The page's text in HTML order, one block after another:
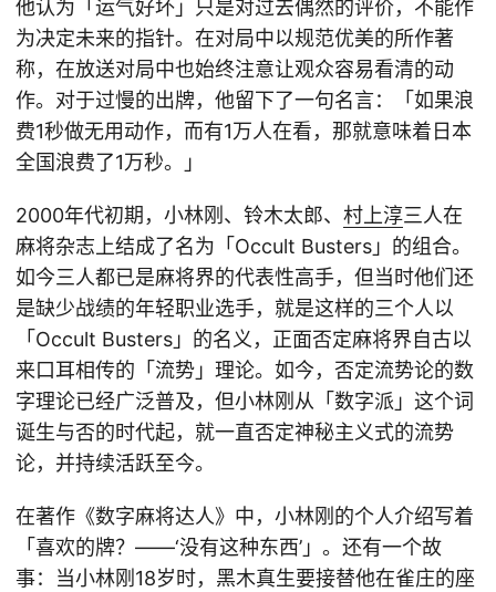
他认为「运气好坏」只是对过去偶然的评价，不能作
为决定未来的指针。在对局中以规范优美的所作著
称，在放送对局中也始终注意让观众容易看清的动
作。对于过慢的出牌，他留下了一句名言：「如果浪
费1秒做无用动作，而有1万人在看，那就意味着日本
全国浪费了1万秒。」
2000年代初期，小林刚、铃木太郎、 村上淳三人在
麻将杂志上结成了名为「Occult Busters」的组合。
如今三人都已是麻将界的代表性高手，但当时他们还
是缺少战绩的年轻职业选手，就是这样的三个人以
「Occult Busters」的名义，正面否定麻将界自古以
来口耳相传的「流势」理论。如今，否定流势论的数
字理论已经广泛普及，但小林刚从「数字派」这个词
诞生与否的时代起，就一直否定神秘主义式的流势
论，并持续活跃至今。
在著作《数字麻将达人》中，小林刚的个人介绍写着
「喜欢的牌？——‘没有这种东西’」。还有一个故
事：当小林刚18岁时，黑木真生要接替他在雀庄的座